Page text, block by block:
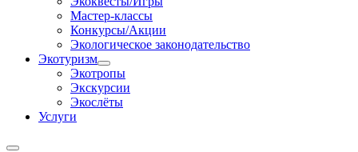
Мастер-классы
Конкурсы/Акции
Экологическое законодательство
Экотуризм
Экотропы
Экскурсии
Экослёты
Услуги